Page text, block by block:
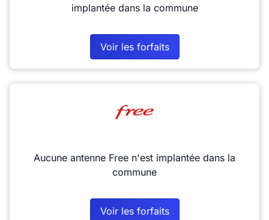
implantée dans la commune
Voir les forfaits
Aucune antenne Free n'est implantée dans la
commune
Voir les forfaits